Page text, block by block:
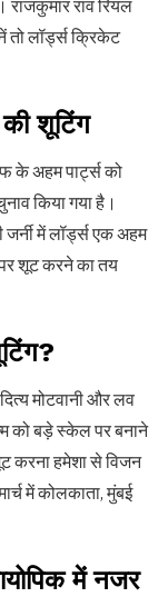
राजकुमार राव रियल
तो लॉर्ड्स क्रिकेट
की शूटिंग
के अहम पार्ट्स को
किया गया है।
में लॉर्ड्स एक अहम
शूट करने का तय
मोटवानी और लव
को बड़े स्केल पर बनाने
करना हमेशा से विजन
में कोलकाता, मुंबई
में नजर